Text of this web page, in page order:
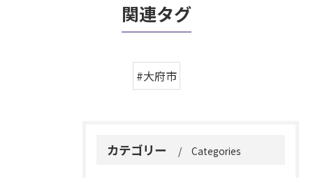
関連タグ
#大府市
カテゴリー Categories